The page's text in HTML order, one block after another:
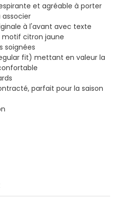
et agréable à porter
à l'avant avec texte
citron jaune
soignées
fit) mettant en valeur la
parfait pour la saison